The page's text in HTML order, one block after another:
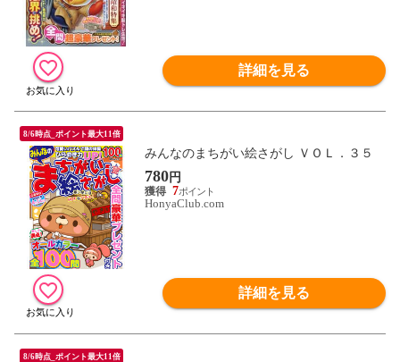
詳細を見る
8/6時点_ポイント最大11倍
みんなのまちがい絵さがし ＶＯＬ．３５
780円
7
HonyaClub.com
詳細を見る
8/6時点_ポイント最大11倍